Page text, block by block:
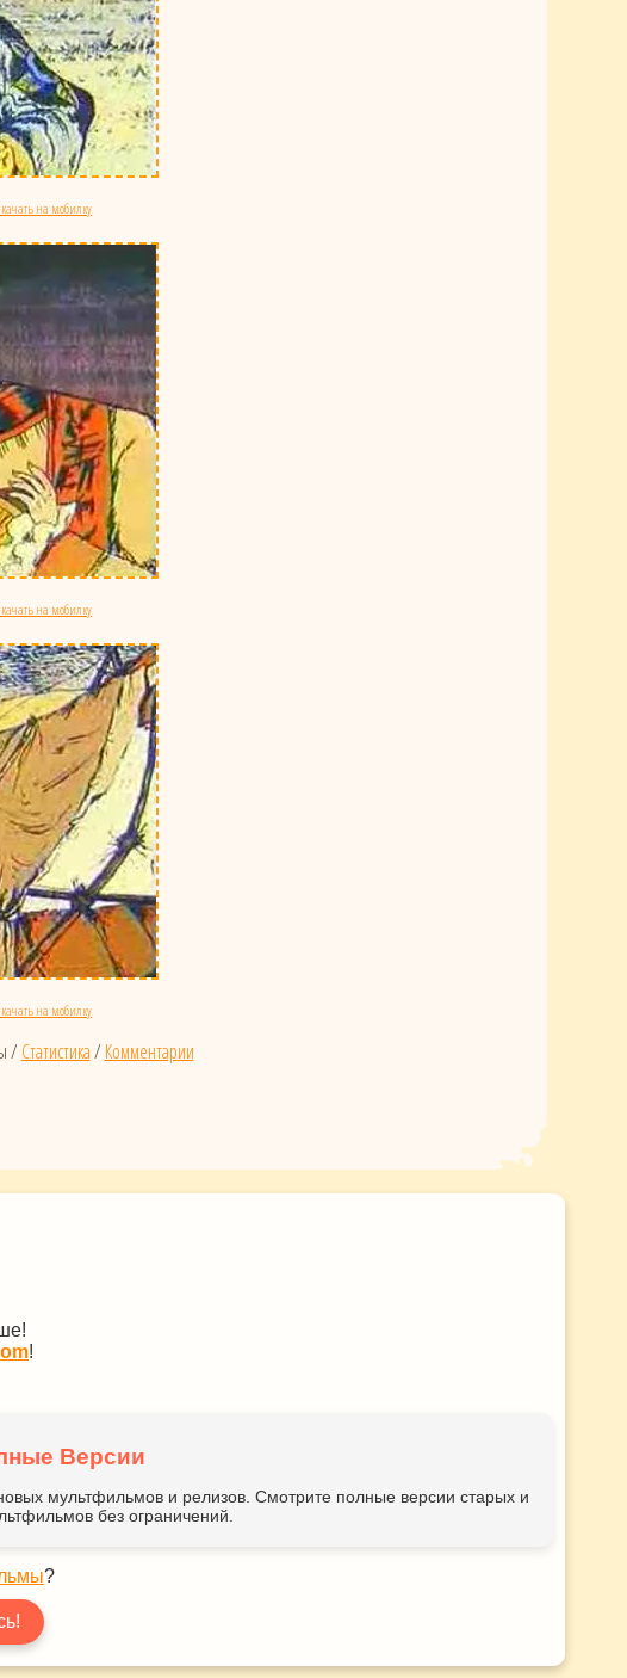
на мобилку
на мобилку
на мобилку
/ Статистика/ Комментарии
!
Версии
мультфильмов и релизов. Смотрите полные версии старых и
без ограничений.
?